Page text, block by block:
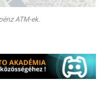
ATM-ek.